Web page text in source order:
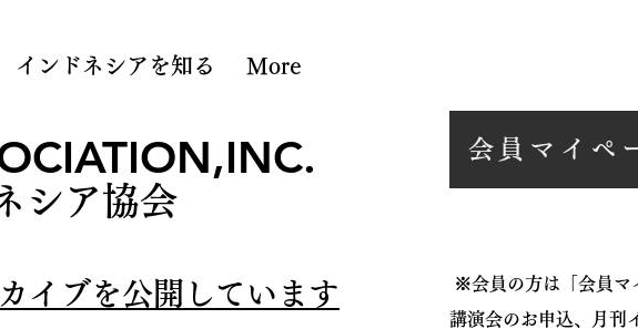
インドネシアを知る More
シア協会
会員マイペ
イブを公開しています
※会員の方は「会員マ
講演会のお申込、月刊